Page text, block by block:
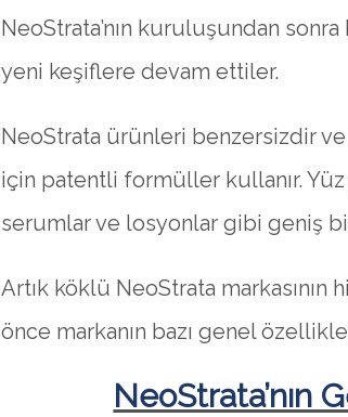
NeoStrata’nın kuruluşundan
yeni keşiflere devam ettiler.
NeoStrata ürünleri benzersizdir
için patentli formüller kullanır.
serumlar ve losyonlar gibi geniş
Artık köklü NeoStrata
önce markanın bazı genel
NeoStrata’nın